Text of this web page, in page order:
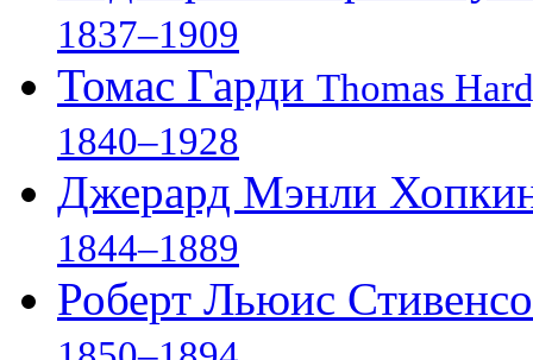
1837–1909
Томас Гарди Thomas
1840–1928
Джерард Мэнли
1844–1889
Роберт Льюис